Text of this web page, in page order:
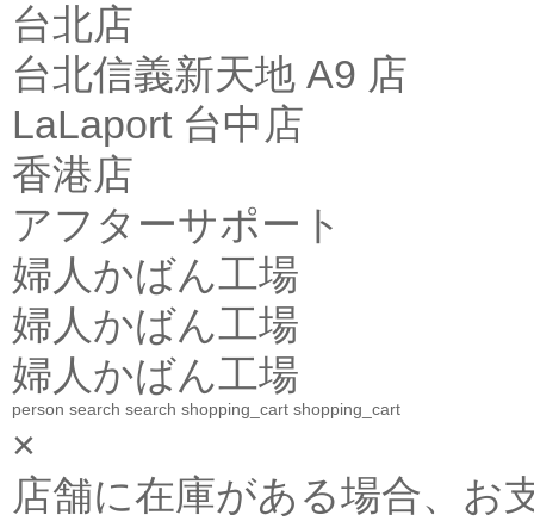
台北店
台北信義新天地 A9 店
LaLaport 台中店
香港店
アフターサポート
婦人かばん工場
婦人かばん工場
婦人かばん工場
person search search shopping_cart shopping_cart
×
店舗に在庫がある場合、お